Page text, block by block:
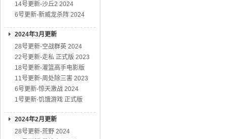
14号更新-沙丘2 2024
6号更新-新威龙杀阵 2024
2024年3月更新
28号更新-空战群英 2024
22号更新-走私 正式版 2023
18号更新-灌篮高手电影版
11号更新-周处除三害 2023
6号更新-惊天激战 2024
1号更新-饥饿游戏 正式版
2024年2月更新
28号更新-荒野 2024